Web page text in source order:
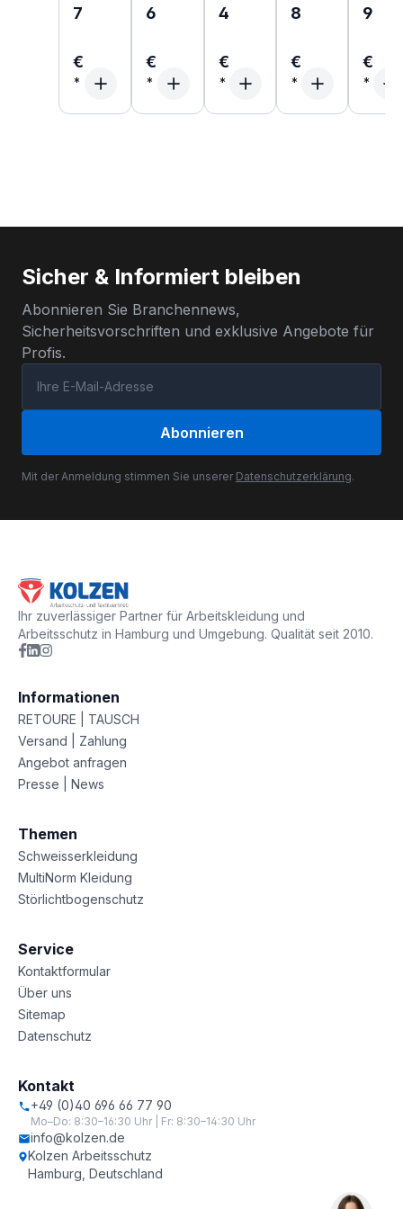
7
€
6
€
4
€
8
€
9
€
Sicher & Informiert bleiben
Abonnieren Sie Branchennews,
Sicherheitsvorschriften und exklusive Angebote für
Profis.
Abonnieren
Mit der Anmeldung stimmen Sie unserer Datenschutzerklärung.
Ihr zuverlässiger Partner für Arbeitskleidung und
Arbeitsschutz in Hamburg und Umgebung. Qualität seit 2010.
Informationen
RETOURE | TAUSCH
Versand | Zahlung
Angebot anfragen
Presse | News
Themen
Schweisserkleidung
MultiNorm Kleidung
Störlichtbogenschutz
Service
Kontaktformular
Über uns
Sitemap
Datenschutz
Kontakt
+49 (0)40 696 66 77 90
Mo–Do: 8:30–16:30 Uhr | Fr: 8:30–14:30 Uhr
info@kolzen.de
Kolzen Arbeitsschutz
Hamburg, Deutschland